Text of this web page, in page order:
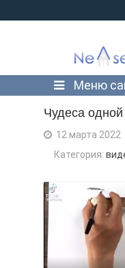
Меню
Чудеса одной
12 марта 2022
Категория: